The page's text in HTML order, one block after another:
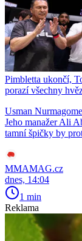
Pimbletta ukončí,
porazí všechny
Usman
Jeho manažer Ali
tamní špičky by
MMAMAG.cz
dnes, 14:04
1 min
Reklama